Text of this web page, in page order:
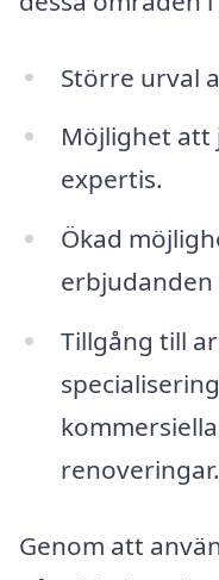
Större urval
Möjlighet att
expertis.
Ökad
erbjudanden
Tillgång till
renoveringar.
Genom att